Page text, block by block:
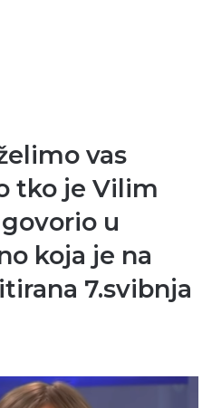
vas
tko je Vilim
u
koja je na
7.svibnja